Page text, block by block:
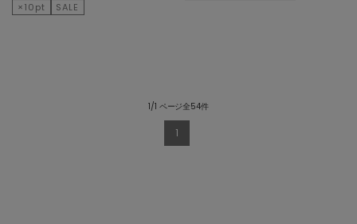
×10pt SALE
1/1 ページ全54件
1